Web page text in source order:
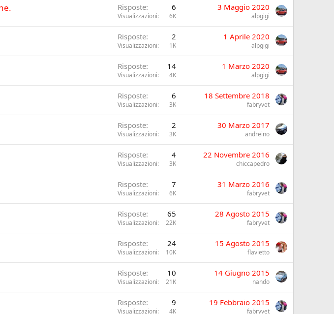
Risposte 6
Visualizzazioni 6K
3 Maggio 2020
alpgigi
Risposte 2
Visualizzazioni 1K
1 Aprile 2020
alpgigi
Risposte 14
Visualizzazioni 4K
1 Marzo 2020
alpgigi
Risposte 6
Visualizzazioni 3K
18 Settembre 2018
fabryvet
Risposte 2
Visualizzazioni 3K
30 Marzo 2017
andreino
Risposte 4
Visualizzazioni 3K
22 Novembre 2016
chiccapedro
Risposte 7
Visualizzazioni 6K
31 Marzo 2016
fabryvet
Risposte 65
Visualizzazioni 22K
28 Agosto 2015
fabryvet
Risposte 24
Visualizzazioni 10K
15 Agosto 2015
flavietto
Risposte 10
Visualizzazioni 21K
14 Giugno 2015
nando
Risposte 9
Visualizzazioni 4K
19 Febbraio 2015
fabryvet